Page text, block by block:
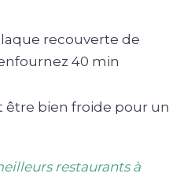
recouverte de
40 min
être bien froide pour un
restaurants à